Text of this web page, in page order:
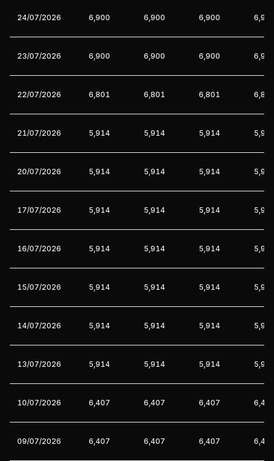
24/07/2026 6,900 6,900 6,900
23/07/2026 6,900 6,900 6,900
22/07/2026 6,801 6,801 6,801
21/07/2026 5,914 5,914 5,914
20/07/2026 5,914 5,914 5,914
17/07/2026 5,914 5,914 5,914
16/07/2026 5,914 5,914 5,914
15/07/2026 5,914 5,914 5,914
14/07/2026 5,914 5,914 5,914
13/07/2026 5,914 5,914 5,914
10/07/2026 6,407 6,407 6,407
09/07/2026 6,407 6,407 6,407